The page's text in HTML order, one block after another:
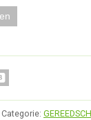
Categorie: